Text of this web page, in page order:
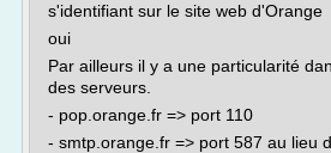
s'identifiant sur le site web d'Orange
oui
Par ailleurs il y a une particularité
des serveurs.
- pop.orange.fr => port 110
- smtp.orange.fr => port 587 au lieu